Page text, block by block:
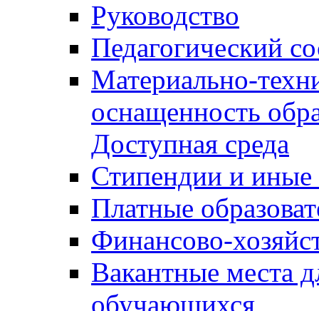
Руководство
Педагогический
Материально-
оснащенность
Доступная среда
Стипендии и иные
Платные
Финансово-
Вакантные места
обучающихся